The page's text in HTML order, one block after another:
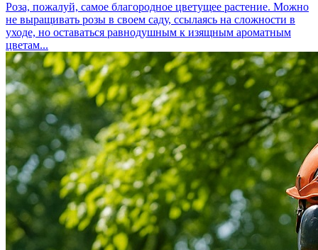
Роза, пожалуй, самое благородное цветущее растение. Можно
не выращивать розы в своем саду, ссылаясь на сложности в
уходе, но оставаться равнодушным к изящным ароматным
цветам...